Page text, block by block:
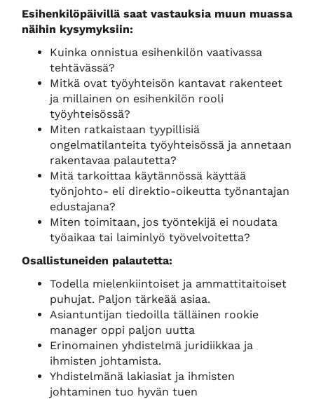
Esihenkilöpäivillä saat vastauksia muun muassa
näihin kysymyksiin:
Kuinka onnistua esihenkilön vaativassa
tehtävässä?
Mitkä ovat työyhteisön kantavat rakenteet
ja millainen on esihenkilön rooli
työyhteisössä?
Miten ratkaistaan tyypillisiä
ongelmatilanteita työyhteisössä ja annetaan
rakentavaa palautetta?
Mitä tarkoittaa käytännössä käyttää
työnjohto- eli direktio-oikeutta työnantajan
edustajana?
Miten toimitaan, jos työntekijä ei noudata
työaikaa tai laiminlyö työvelvoitetta?
Osallistuneiden palautetta:
Todella mielenkiintoiset ja ammattitaitoiset
puhujat. Paljon tärkeää asiaa.
Asiantuntijan tiedoilla tälläinen rookie
manager oppi paljon uutta
Erinomainen yhdistelmä juridiikkaa ja
ihmisten johtamista.
Yhdistelmänä lakiasiat ja ihmisten
johtaminen tuo hyvän tuen